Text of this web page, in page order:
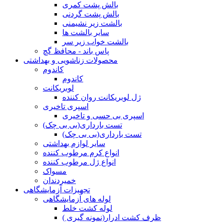
بالش پشت کمری
بالش پشت گردنی
بالشت زیر نشیمنی
سایر بالشت ها
بالشت خواب زیر سر
پاس باند - محافظ گچ
محصولات زناشویی و بهداشتی
کاندوم
کاندوم
لوبریکانت
ژل لوبریکانت روان کننده
اسپری تاخیری
اسپری بی حسی و تاخیری
تست بارداری(بی بی چک)
تست بارداری(بی بی چک)
سایر لوازم بهداشتی
انواع کرم مرطوب کننده
انواع ژل مرطوب کننده
مسواک
خمیردندان
تجهیزات آزمایشگاهی
لوله های آزمایشگاهی
لوله کشت خلط
ظرف کشت ادرار(نمونه گیری )